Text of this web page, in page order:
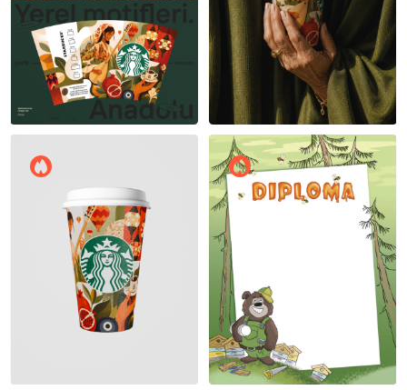
Vanya Kasimov 24 Vanya Kasimov 23